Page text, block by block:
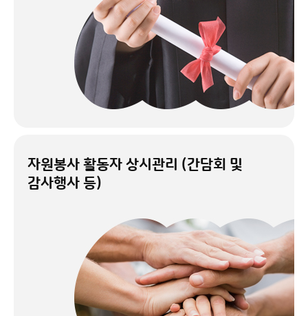
자원봉사 활동자 상시관리 (간담회 및
감사행사 등)